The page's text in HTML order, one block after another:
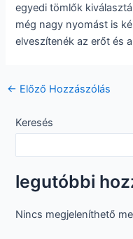
egyedi tömlők
még nagy nyomást is
elveszítenék az erőt és
Hozzászólás
← Előző Hozzászólás
Keresés
legutóbbi
Nincs megjeleníthető